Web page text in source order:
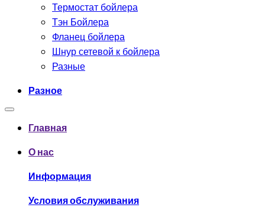
Термостат бойлера
Тэн Бойлера
Фланец бойлера
Шнур сетевой к бойлера
Разные
Разное
Главная
О нас
Информация
Условия обслуживания